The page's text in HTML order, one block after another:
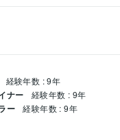
経験年数 : 9年
ナー 経験年数 : 9年
ー 経験年数 : 9年